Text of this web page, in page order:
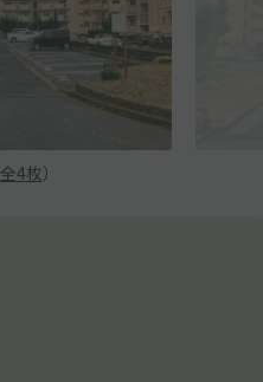
全4枚）